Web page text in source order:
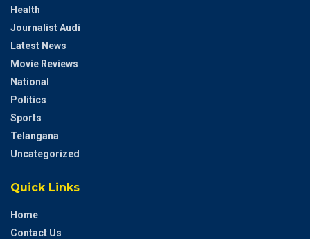
Health
Journalist Audi
Latest News
Movie Reviews
National
Politics
Sports
Telangana
Uncategorized
Quick Links
Home
Contact Us